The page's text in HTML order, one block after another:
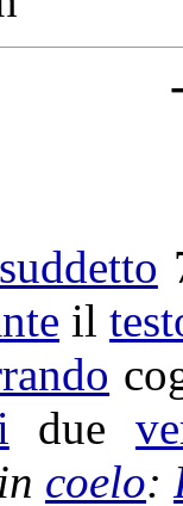
suddetto
il
due
coelo: